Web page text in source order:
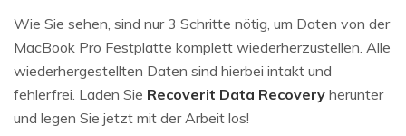
Wie Sie sehen, sind nur 3 Schritte nötig, um Daten von der
MacBook Pro Festplatte komplett wiederherzustellen. Alle
wiederhergestellten Daten sind hierbei intakt und
fehlerfrei. Laden Sie Recoverit Data Recovery herunter
und legen Sie jetzt mit der Arbeit los!